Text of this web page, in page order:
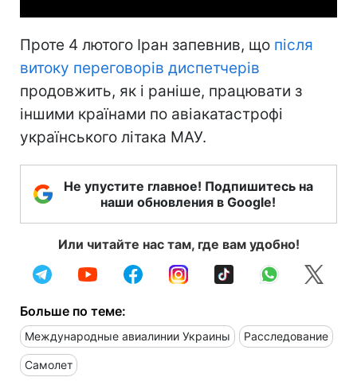
Проте 4 лютого Іран запевнив, що після
витоку переговорів диспетчерів
продовжить, як і раніше, працювати з
іншими країнами по авіакатастрофі
українського літака МАУ.
Не упустите главное! Подпишитесь на
наши обновления в Google!
Или читайте нас там, где вам удобно!
Больше по теме:
Международные авиалинии Украины Расследование
Самолет